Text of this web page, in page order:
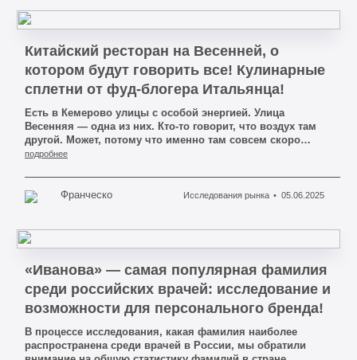
Китайский ресторан на Весенней, о
котором будут говорить все! Кулинарные
сплетни от фуд-блогера Итальянца!
Есть в Кемерово улицы с особой энергией. Улица
Весенняя — одна из них. Кто-то говорит, что воздух там
другой. Может, потому что именно там совсем скоро
откроется нечто, чего наш город ещё не знал —
слуху. Я, Франческо, фуд-блогер, который живёт
вкусовыми догадками и кулинарными слухами, не мог
подробнее
Франческо Исследования рынка 05.06.2025
«Иванова» — самая популярная фамилия
среди российских врачей: исследование и
возможности для персонального бренда!
В процессе исследования, какая фамилия наиболее
распространена среди врачей в России, мы обратили